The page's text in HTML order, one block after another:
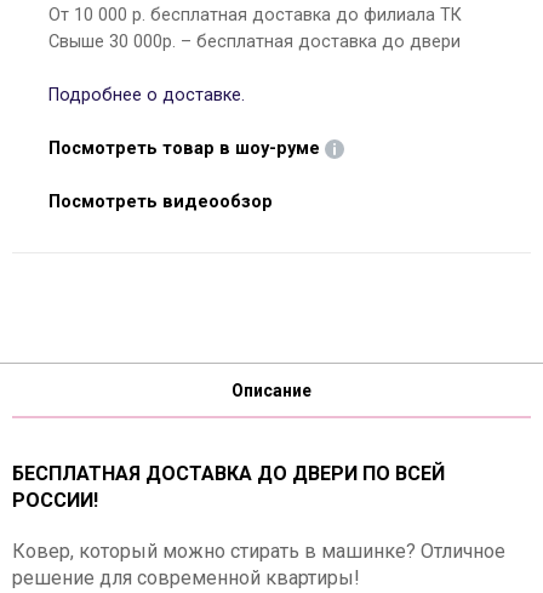
От 10 000 р. бесплатная доставка до филиала ТК
Свыше 30 000р. – бесплатная доставка до двери
Подробнее о доставке.
Посмотреть товар в шоу-руме
Посмотреть видеообзор
Описание
БЕСПЛАТНАЯ ДОСТАВКА ДО ДВЕРИ ПО ВСЕЙ
РОССИИ!
Ковер, который можно стирать в машинке? Отличное
решение для современной квартиры!